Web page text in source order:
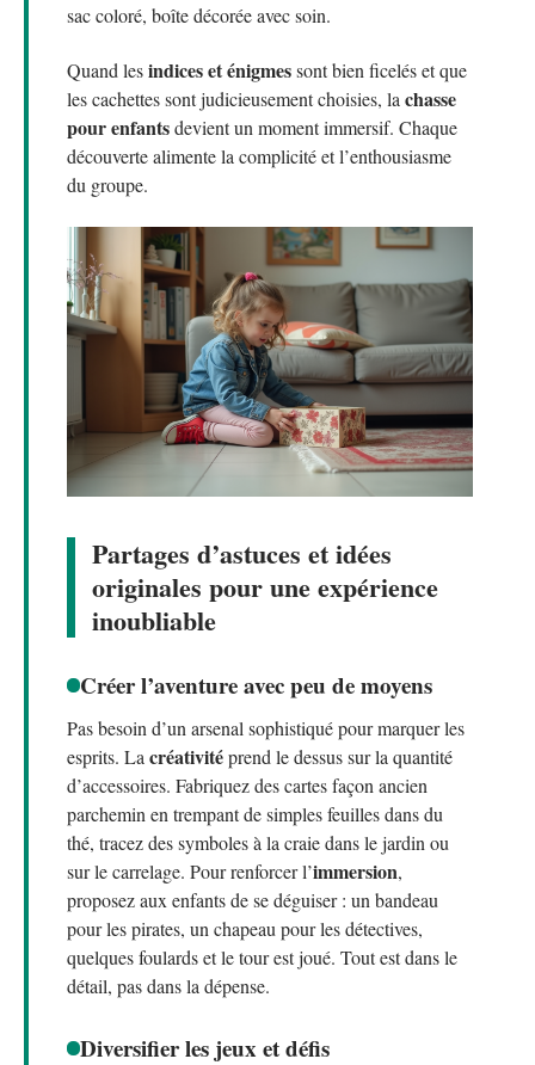
sac coloré, boîte décorée avec soin.
Quand lesindices et énigmessont bien ficelés et que
les cachettes sont judicieusement choisies, la chasse
pour enfantsdevient un moment immersif. Chaque
découverte alimente la complicité et l’enthousiasme
du groupe.
Partages d’astuces et idées
originales pour une expérience
inoubliable
Créer l’aventure avec peu de moyens
Pas besoin d’un arsenal sophistiqué pour marquer les
esprits. La créativitéprend le dessus sur la quantité
d’accessoires. Fabriquez des cartes façon ancien
parchemin en trempant de simples feuilles dans du
thé, tracez des symboles à la craie dans le jardin ou
sur le carrelage. Pour renforcer l’immersion,
proposez aux enfants de se déguiser : un bandeau
pour les pirates, un chapeau pour les détectives,
quelques foulards et le tour est joué. Tout est dans le
détail, pas dans la dépense.
Diversifier les jeux et défis